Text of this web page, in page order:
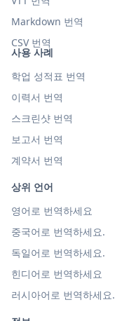
사용 사례
학업 성적표 번역
이력서 번역
스크린샷 번역
보고서 번역
계약서 번역
상위 언어
영어로 번역하세요
중국어로 번역하세요.
독일어로 번역하세요.
힌디어로 번역하세요
러시아어로 번역하세요.
Markdown 번역
CSV 번역